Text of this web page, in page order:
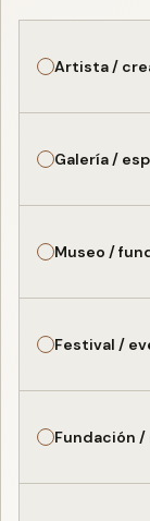
Artista /
Galería /
Museo /
Festival /
Fundación